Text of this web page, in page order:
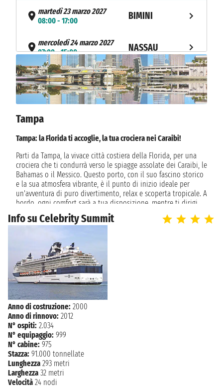
martedì 23 marzo 2027
08:00 - 17:00
BIMINI
mercoledì 24 marzo 2027
07:00 - 15:00
NASSAU
giovedì 25 marzo 2027 NAVIGAZIONE
venerdì 26 marzo 2027
09:00 - 20:00
COZUMEL
sabato 27 marzo 2027
domenica 28 marzo 2027
TAMPA
Tampa
Tampa: la Florida ti accoglie, la tua crociera nei Caraibi!
Parti da Tampa, la vivace città costiera della Florida, per una
crociera che ti condurrà verso le spiagge assolate dei Caraibi, le
Bahamas o il Messico. Questo porto, con il suo fascino storico
e la sua atmosfera vibrante, è il punto di inizio ideale per
un'avventura di puro divertimento, relax e scoperta tropicale. A
bordo, ogni comfort sarà a tua disposizione, mentre ti dirigi
verso acque calde e destinazioni esotiche. Le crociere da
Tampa offrono un'esperienza di viaggio spensierata e ricca di
Storia di Tampa
La narrativa storica di Tampa si snoda attraverso secoli di
occupazione nativa, dominazione coloniale e crescita
industriale. Fondata nel 1824, ha avuto un'importante
accelerazione nello sviluppo con l'arrivo della ferrovia nel 1884.
La città divenne presto un importante centro per il commercio
del tabacco e la produzione di sigari, guadagnandosi il
soprannome di "Cigar City". Il quartiere di Ybor City a Tampa è
una testimonianza vivente di questo periodo prospero,
mantenendo viva l'eredità culturale attraverso i suoi storici
fabbricati di sigari e la vivace atmosfera latina.
Clima e quando visitarla
Info su Celebrity Summit
Anno di costruzione: 2000
Anno di rinnovo: 2012
N° ospiti: 2.034
N° equipaggio: 999
N° cabine: 975
Stazza: 91.000 tonnellate
Lunghezza 293 metri
Larghezza 32 metri
Velocità 24 nodi